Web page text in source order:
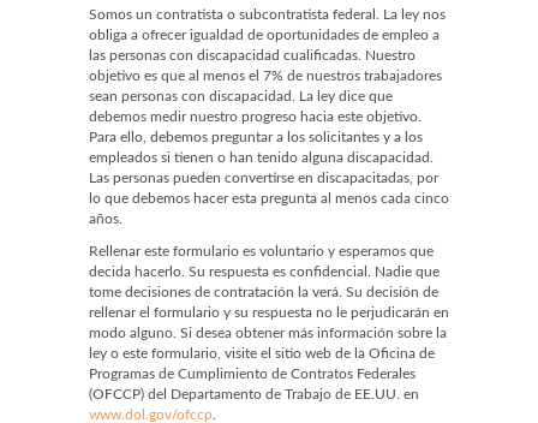
Somos un contratista o subcontratista federal. La ley nos
obliga a ofrecer igualdad de oportunidades de empleo a
las personas con discapacidad cualificadas. Nuestro
objetivo es que al menos el 7% de nuestros trabajadores
sean personas con discapacidad. La ley dice que
debemos medir nuestro progreso hacia este objetivo.
Para ello, debemos preguntar a los solicitantes y a los
empleados si tienen o han tenido alguna discapacidad.
Las personas pueden convertirse en discapacitadas, por
lo que debemos hacer esta pregunta al menos cada cinco
años.
Rellenar este formulario es voluntario y esperamos que
decida hacerlo. Su respuesta es confidencial. Nadie que
tome decisiones de contratación la verá. Su decisión de
rellenar el formulario y su respuesta no le perjudicarán en
modo alguno. Si desea obtener más información sobre la
ley o este formulario, visite el sitio web de la Oficina de
Programas de Cumplimiento de Contratos Federales
(OFCCP) del Departamento de Trabajo de EE.UU. en
www.dol.gov/ofccp